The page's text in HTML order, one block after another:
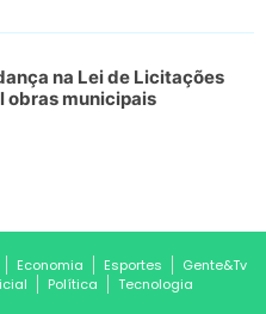
na Lei de Licitações
obras municipais
Economia Esportes
Gente&Tv
Política Tecnologia